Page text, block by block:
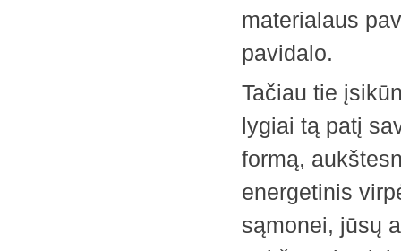
­materialaus
pavidalo.
Tačiau tie
lygiai tą patį
formą,
energetinis
sąmonei, jūsų